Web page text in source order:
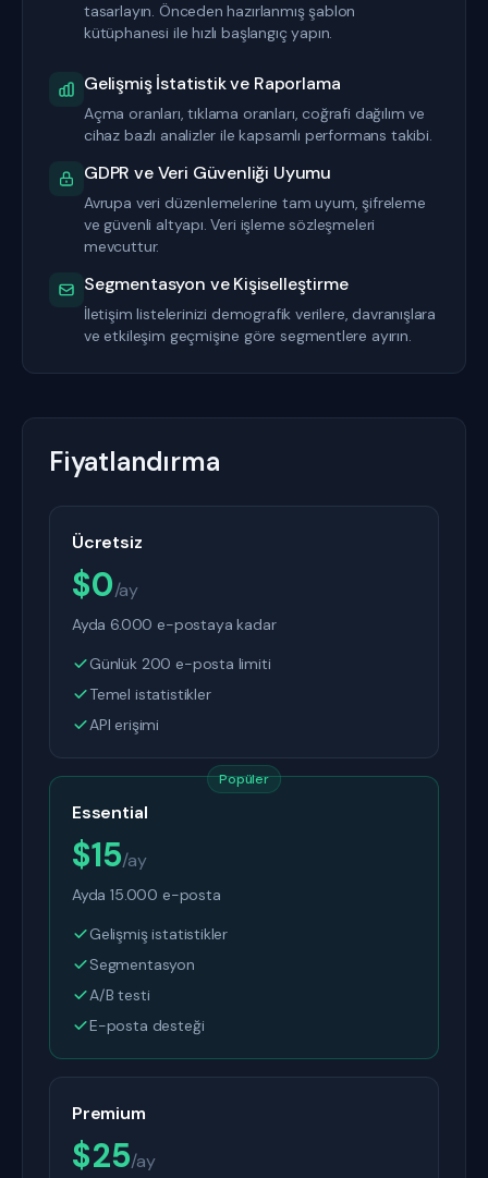
tasarlayın. Önceden hazırlanmış şablon
kütüphanesi ile hızlı başlangıç yapın.
Gelişmiş İstatistik ve Raporlama
Açma oranları, tıklama oranları, coğrafi dağılım ve
cihaz bazlı analizler ile kapsamlı performans takibi.
GDPR ve Veri Güvenliği Uyumu
Avrupa veri düzenlemelerine tam uyum, şifreleme
ve güvenli altyapı. Veri işleme sözleşmeleri
mevcuttur.
Segmentasyon ve Kişiselleştirme
İletişim listelerinizi demografik verilere, davranışlara
ve etkileşim geçmişine göre segmentlere ayırın.
Fiyatlandırma
Ücretsiz
$0/ay
Ayda 6.000 e-postaya kadar
Günlük 200 e-posta limiti
Temel istatistikler
API erişimi
Popüler
Essential
$15/ay
Ayda 15.000 e-posta
Gelişmiş istatistikler
Segmentasyon
A/B testi
E-posta desteği
Premium
$25/ay